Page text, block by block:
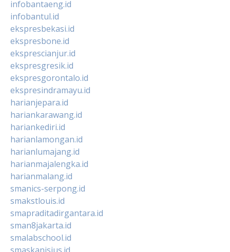
infobantaeng.id
infobantul.id
ekspresbekasi.id
ekspresbone.id
eksprescianjur.id
ekspresgresik.id
ekspresgorontalo.id
ekspresindramayu.id
harianjepara.id
hariankarawang.id
hariankediri.id
harianlamongan.id
harianlumajang.id
harianmajalengka.id
harianmalang.id
smanics-serpong.id
smakstlouis.id
smapraditadirgantara.id
sman8jakarta.id
smalabschool.id
smaskanisius.id